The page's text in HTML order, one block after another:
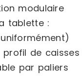
modulaire
tablette :
de caisses
par paliers